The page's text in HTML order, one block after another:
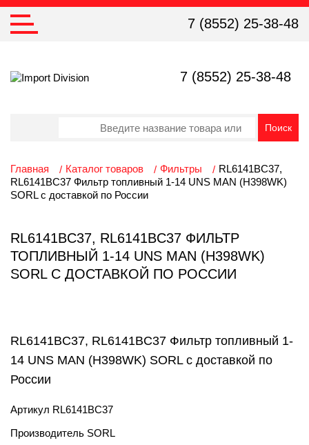
7 (8552) 25-38-48
7 (8552) 25-38-48
Главная Каталог товаров Фильтры
RL6141BC37,
RL6141BC37 Фильтр топливный 1-14 UNS MAN (H398WK)
SORL с доставкой по России
RL6141BC37, RL6141BC37 ФИЛЬТР
ТОПЛИВНЫЙ 1-14 UNS MAN (H398WK)
SORL С ДОСТАВКОЙ ПО РОССИИ
RL6141BC37, RL6141BC37 Фильтр топливный 1-
14 UNS MAN (H398WK) SORL с доставкой по
России
Артикул RL6141BC37
Производитель SORL